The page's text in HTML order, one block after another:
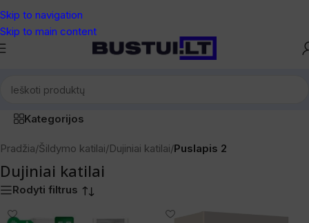
Skip to navigation
Skip to main content
Kategorijos
Pradžia/Šildymo katilai/Dujiniai katilai/Puslapis 2
Dujiniai katilai
Rodyti filtrus